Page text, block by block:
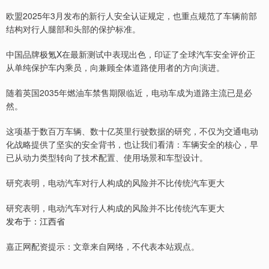
欧盟2025年3月发布的新行人安全认证规定，也重点规范了车辆前部
结构对行人腿部和头部的保护标准。
中国品牌极氪X在最新测试中表现出色，印证了全球汽车安全评价正
从单纯保护车内乘员，向兼顾全体道路使用者的方向演进。
随着英国2035年燃油车禁售期限临近，电动车成为道路主流已是必
然。
这项基于数百万车辆、数十亿英里行驶数据的研究，不仅为交通电动
化战略提供了坚实的安全背书，也让我们看清：车辆安全的核心，早
已从动力类型转向了技术配置、使用场景和车型设计。
研究表明，电动汽车对行人构成的风险并不比传统汽车更大
研究表明，电动汽车对行人构成的风险并不比传统汽车更大
发布于：江西省
嘉正网配资提示：文章来自网络，不代表本站观点。